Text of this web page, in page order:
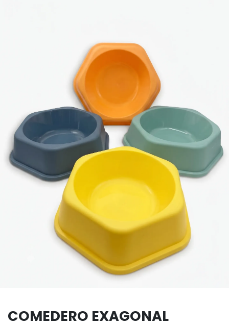
COMEDERO EXAGONAL